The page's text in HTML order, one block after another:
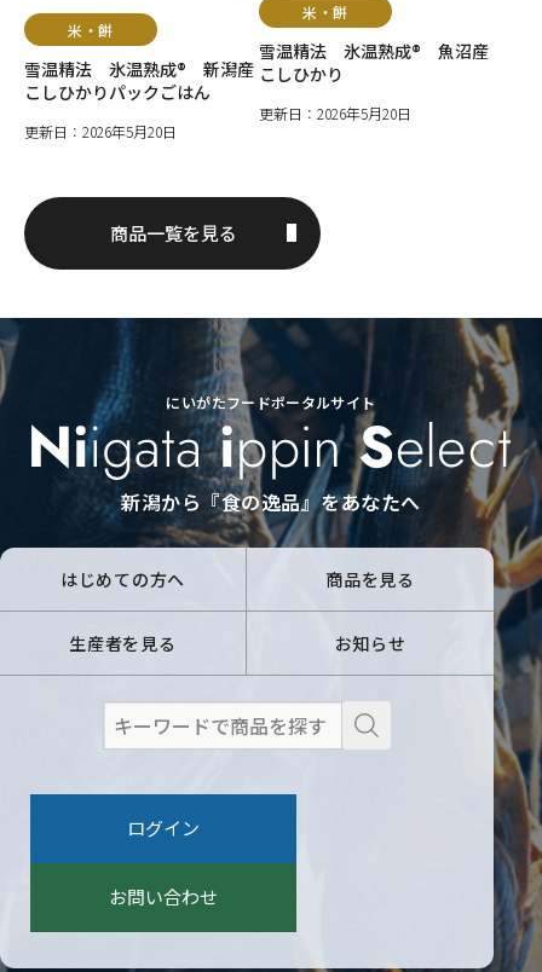
米・餅
雪温精法 氷温熟成® 新潟産
こしひかりパックごはん
更新日：2026年5月20日
米・餅
雪温精法 氷温熟成® 魚沼産
こしひかり
更新日：2026年5月20日
商品一覧を見る
にいがたフードポータルサイト
新潟から『食の逸品』をあなたへ
はじめての方へ 商品を見る
生産者を見る お知らせ
検
ログイン
お問い合わせ